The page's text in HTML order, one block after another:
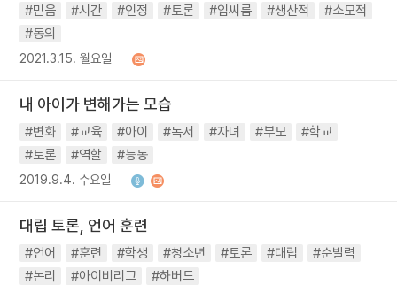
#믿음 #시간 #인정 #토론 #입씨름 #생산적
#소모적
#동의
2021.3.15. 월요일
내 아이가 변해가는 모습
#변화 #교육 #아이 #독서 #자녀 #부모
#학교
#토론
#역할 #능동
2019.9.4. 수요일
대립 토론, 언어 훈련
#언어 #훈련 #학생 #청소년 #토론 #대립
#순발력
#논리
#아이비리그 #하버드